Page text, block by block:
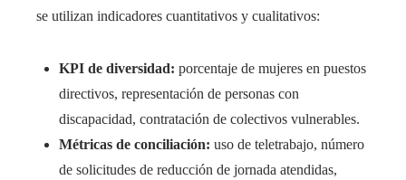
se utilizan indicadores cuantitativos y cualitativos:
KPI de diversidad: porcentaje de mujeres en puestos
directivos, representación de personas con
discapacidad, contratación de colectivos vulnerables.
Métricas de conciliación: uso de teletrabajo, número
de solicitudes de reducción de jornada atendidas,